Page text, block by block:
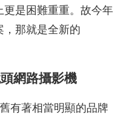
是困難重重。故今年
，那就是全新的
網路攝影機
有著相當明顯的品牌